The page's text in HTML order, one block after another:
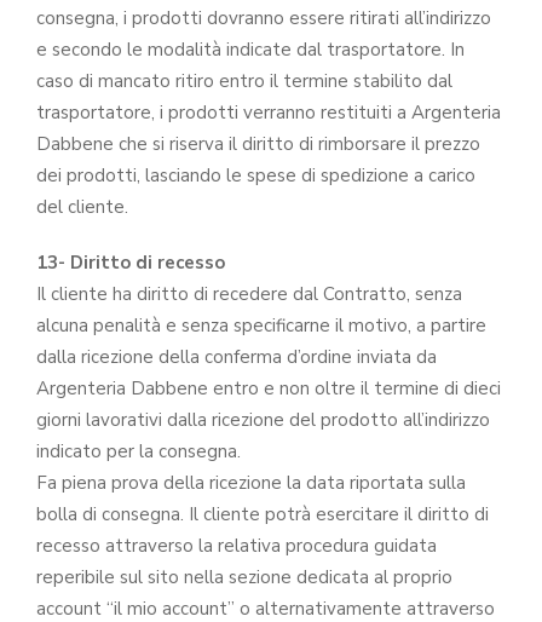
consegna, i prodotti dovranno essere ritirati all’indirizzo
e secondo le modalità indicate dal trasportatore. In
caso di mancato ritiro entro il termine stabilito dal
trasportatore, i prodotti verranno restituiti a Argenteria
Dabbene che si riserva il diritto di rimborsare il prezzo
dei prodotti, lasciando le spese di spedizione a carico
del cliente.
13- Diritto di recesso
Il cliente ha diritto di recedere dal Contratto, senza
alcuna penalità e senza specificarne il motivo, a partire
dalla ricezione della conferma d’ordine inviata da
Argenteria Dabbene entro e non oltre il termine di dieci
giorni lavorativi dalla ricezione del prodotto all’indirizzo
indicato per la consegna.
Fa piena prova della ricezione la data riportata sulla
bolla di consegna. Il cliente potrà esercitare il diritto di
recesso attraverso la relativa procedura guidata
reperibile sul sito nella sezione dedicata al proprio
account “il mio account” o alternativamente attraverso